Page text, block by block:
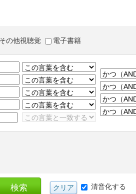
その他視聴覚 電子書籍
清音化する